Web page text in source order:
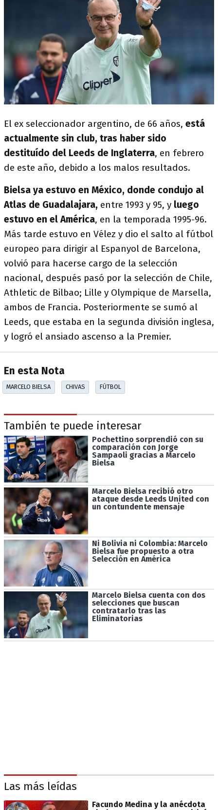
El ex seleccionador argentino, de 66 años, está
actualmente sin club, tras haber sido
destituído del Leeds de Inglaterra, en febrero
de este año, debido a los malos resultados.
Bielsa ya estuvo en México, donde condujo al
Atlas de Guadalajara, entre 1993 y 95, y luego
estuvo en el América, en la temporada 1995-96.
Más tarde estuvo en Vélez y dio el salto al fútbol
europeo para dirigir al Espanyol de Barcelona,
volvió para hacerse cargo de la selección
nacional, después pasó por la selección de Chile,
Athletic de Bilbao; Lille y Olympique de Marsella,
ambos de Francia. Posteriormente se sumó al
Leeds, que estaba en la segunda división inglesa,
y logró el ansiado ascenso a la Premier.
En esta Nota
MARCELO BIELSA CHIVAS FÚTBOL
También te puede interesar
Pochettino sorprendió con su
comparación con Jorge
Sampaoli gracias a Marcelo
Bielsa
Marcelo Bielsa recibió otro
ataque desde Leeds United con
un contundente mensaje
Ni Bolivia ni Colombia: Marcelo
Bielsa fue propuesto a otra
Selección en América
Marcelo Bielsa cuenta con dos
selecciones que buscan
contratarlo tras las
Eliminatorias
Las más leídas
Facundo Medina y la anécdota